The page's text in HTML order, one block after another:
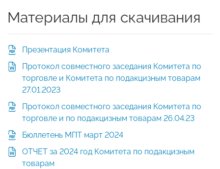
Материалы для скачивания
Презентация Комитета
Протокол совместного заседания Комитета по
торговле и Комитета по подакцизным товарам
27.01.2023
Протокол совместного заседания Комитета по
торговле и по подакцизным товарам 26.04.23
Бюллетень МПТ март 2024
ОТЧЕТ за 2024 год Комитета по подакцизным
товарам